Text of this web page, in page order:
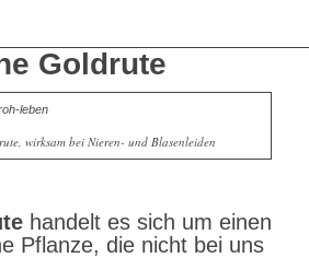
Goldrute
wirksam bei Nieren- und Blasenleiden
handelt es sich um einen
Pflanze, die nicht bei uns